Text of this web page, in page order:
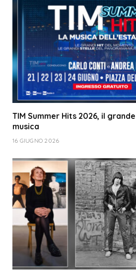
TIM Summer Hits 2026, il
musica
16 GIUGNO 2026